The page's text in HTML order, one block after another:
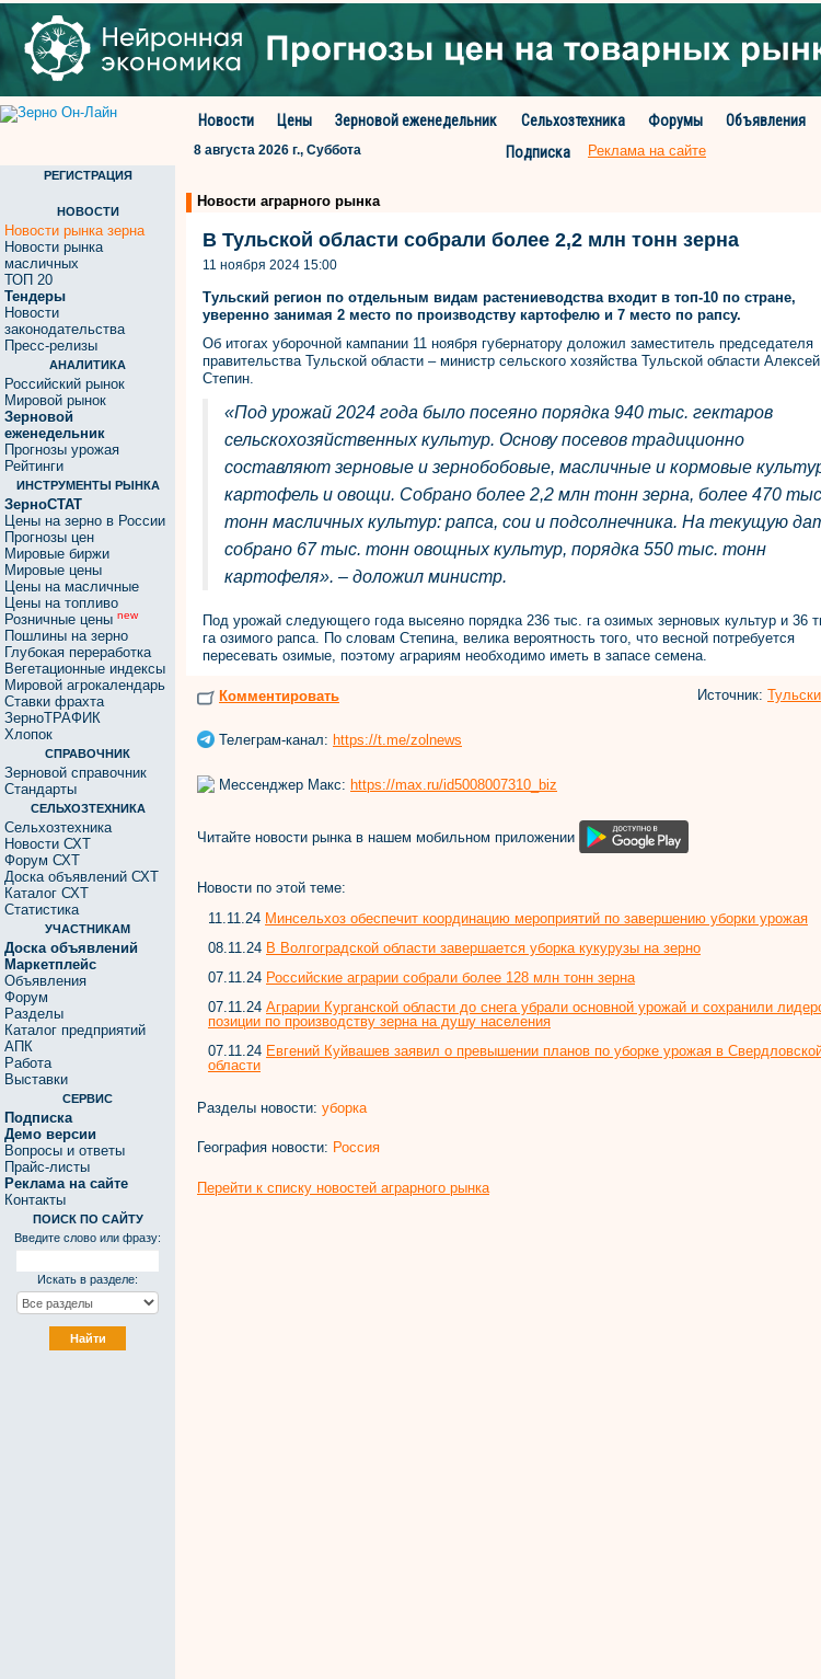
Новости Цены Зерновой еженедельник Сельхозтехника Форумы Объявления
Подписка
8 августа 2026 г., Суббота Реклама на сайте
РЕГИСТРАЦИЯ
НОВОСТИ
Новости рынка зерна
Новости рынка
масличных
ТОП 20
Тендеры
Новости
законодательства
Пресс-релизы
АНАЛИТИКА
Российский рынок
Мировой рынок
Зерновой
еженедельник
Прогнозы урожая
Рейтинги
ИНСТРУМЕНТЫ РЫНКА
ЗерноСТАТ
Цены на зерно в России
Прогнозы цен
Мировые биржи
Мировые цены
Цены на масличные
Цены на топливо
Розничные цены new
Пошлины на зерно
Глубокая переработка
Вегетационные индексы
Мировой агрокалендарь
Ставки фрахта
ЗерноТРАФИК
Хлопок
СПРАВОЧНИК
Зерновой справочник
Стандарты
СЕЛЬХОЗТЕХНИКА
Сельхозтехника
Новости СХТ
Форум СХТ
Доска объявлений СХТ
Каталог СХТ
Статистика
УЧАСТНИКАМ
Доска объявлений
Маркетплейс
Объявления
Форум
Разделы
Каталог предприятий
АПК
Работа
Выставки
СЕРВИС
Подписка
Демо версии
Вопросы и ответы
Прайс-листы
Реклама на сайте
Контакты
ПОИСК ПО САЙТУ
Введите слово или фразу:
Искать в разделе:
Новости аграрного рынка
В Тульской области собрали более 2,2 млн тонн зерна
11 ноября 2024 15:00
Тульский регион по отдельным видам растениеводства входит в топ-10 по стране,
уверенно занимая 2 место по производству картофелю и 7 место по рапсу.
Об итогах уборочной кампании 11 ноября губернатору доложил заместитель председателя
правительства Тульской области – министр сельского хозяйства Тульской области Алексей
Степин.
«Под урожай 2024 года было посеяно порядка 940 тыс. гектаров
сельскохозяйственных культур. Основу посевов традиционно
составляют зерновые и зернобобовые, масличные и кормовые
картофель и овощи. Собрано более 2,2 млн тонн зерна, более 470
тонн масличных культур: рапса, сои и подсолнечника. На текущую
собрано 67 тыс. тонн овощных культур, порядка 550 тыс. тонн
картофеля». – доложил министр.
Под урожай следующего года высеяно порядка 236 тыс. га озимых зерновых культур и 36
га озимого рапса. По словам Степина, велика вероятность того, что весной потребуется
пересевать озимые, поэтому аграриям необходимо иметь в запасе семена.
Комментировать Источник:
Телеграм-канал: https://t.me/zolnews
Мессенджер Макс: https://max.ru/id5008007310_biz
Читайте новости рынка в нашем мобильном приложении
Новости по этой теме:
11.11.24 Минсельхоз обеспечит координацию мероприятий по завершению уборки урожая
08.11.24 В Волгоградской области завершается уборка кукурузы на зерно
07.11.24 Российские аграрии собрали более 128 млн тонн зерна
07.11.24 Аграрии Курганской области до снега убрали основной урожай и сохранили
позиции по производству зерна на душу населения
07.11.24 Евгений Куйвашев заявил о превышении планов по уборке урожая в
области
Разделы новости: уборка
География новости: Россия
Перейти к списку новостей аграрного рынка